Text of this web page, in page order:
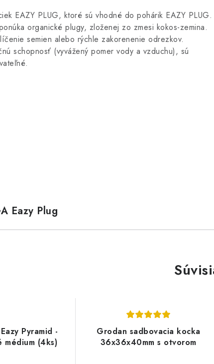
EAZY PLUG, ktoré sú vhodné do pohárik EAZY PLUG.
organické plugy, zloženej zo zmesi kokos-zemina.
semien alebo rýchle zakorenenie odrezkov.
schopnosť (vyvážený pomer vody a vzduchu), sú
Eazy Plug
Pyramid -
médium (4ks)
Grodan sadbovacia kocka
36x36x40mm s otvorom